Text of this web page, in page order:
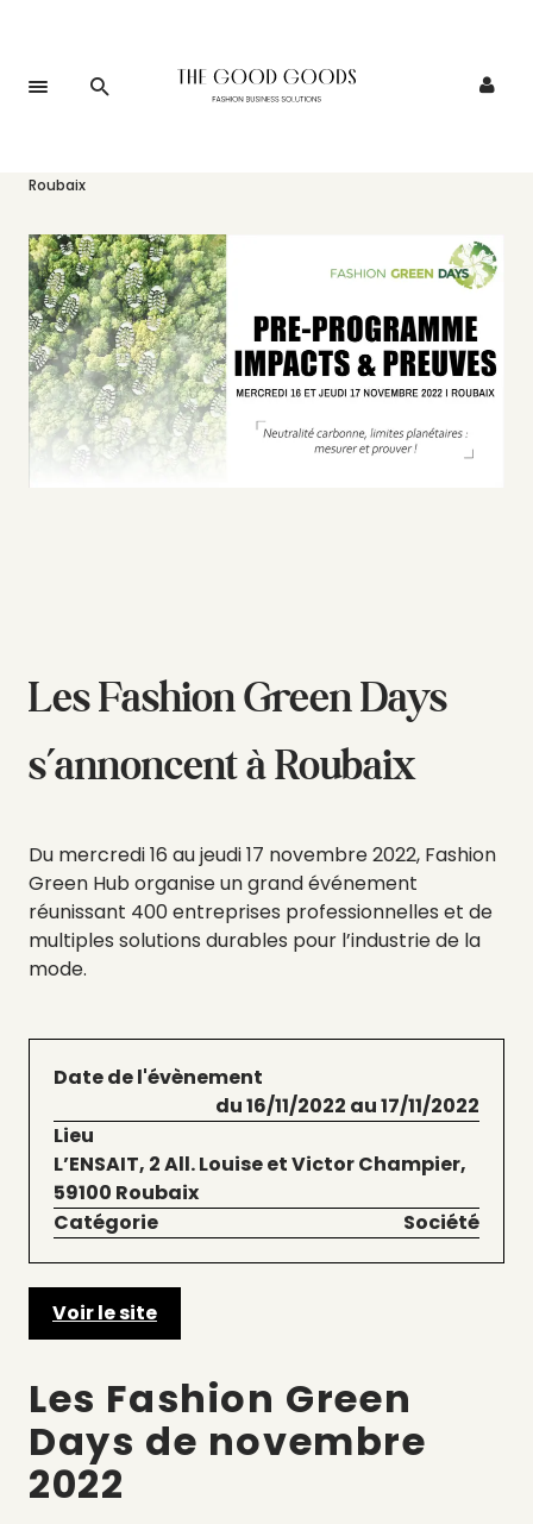
Roubaix
Les Fashion Green Days
s’annoncent à Roubaix
Du mercredi 16 au jeudi 17 novembre 2022, Fashion
Green Hub organise un grand événement
réunissant 400 entreprises professionnelles et de
multiples solutions durables pour l’industrie de la
mode.
Date de l'évènement
du 16/11/2022 au 17/11/2022
Lieu
L’ENSAIT, 2 All. Louise et Victor Champier,
59100 Roubaix
Catégorie
Société
Voir le site
Les Fashion Green
Days de novembre
2022